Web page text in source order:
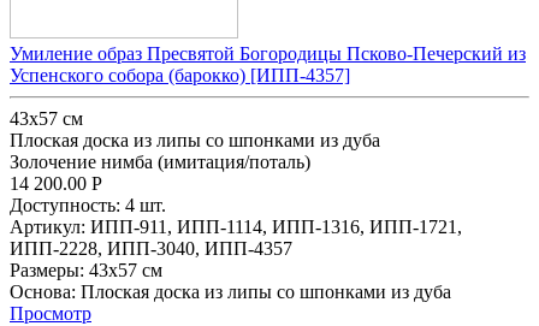
Умиление образ Пресвятой Богородицы Псково-Печерский из
Успенского собора (барокко) [ИПП-4357]
43x57 см
Плоская доска из липы со шпонками из дуба
Золочение нимба (имитация/поталь)
14 200.00 Р
Доступность: 4 шт.
Артикул: ИПП-911, ИПП-1114, ИПП-1316, ИПП-1721,
ИПП-2228, ИПП-3040, ИПП-4357
Размеры: 43x57 см
Основа: Плоская доска из липы со шпонками из дуба
Просмотр